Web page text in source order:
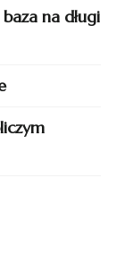
na długi